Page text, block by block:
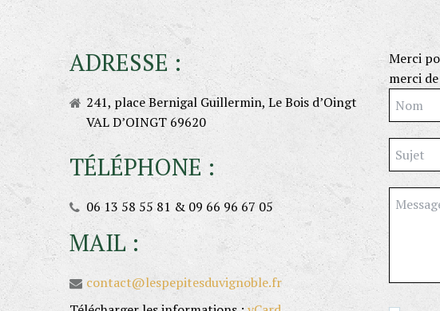
ADRESSE :
241, place Bernigal Guillermin, Le Bois d’Oingt
VAL D’OINGT 69620
TÉLÉPHONE :
06 13 58 55 81 & 09 66 96 67 05
MAIL :
contact@lespepitesduvignoble.fr
Merci
merci